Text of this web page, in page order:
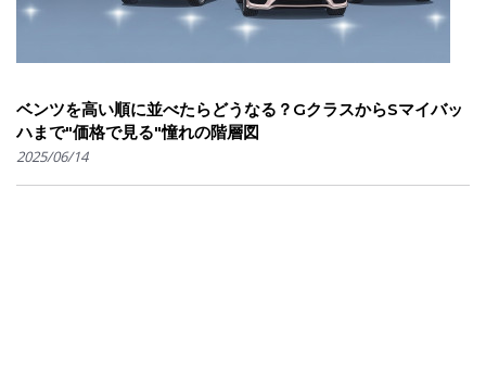
ベンツを高い順に並べたらどうなる？GクラスからSマイバッ
ハまで"価格で見る"憧れの階層図
2025/06/14